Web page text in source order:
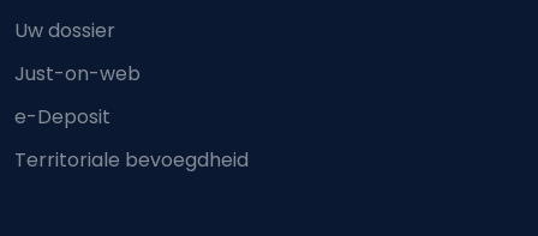
Uw dossier
Just-on-web
e-Deposit
Territoriale bevoegdheid